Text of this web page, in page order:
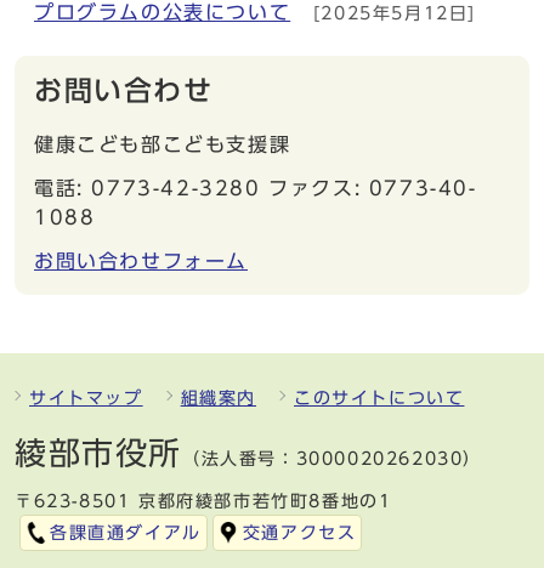
プログラムの公表について
[2025年5月12日]
お問い合わせ
健康こども部こども支援課
電話: 0773-42-3280 ファクス: 0773-40-
1088
お問い合わせフォーム
サイトマップ 組織案内 このサイトについて
綾部市役所 （法人番号：3000020262030）
〒623-8501 京都府綾部市若竹町8番地の1
各課直通ダイアル
交通アクセス